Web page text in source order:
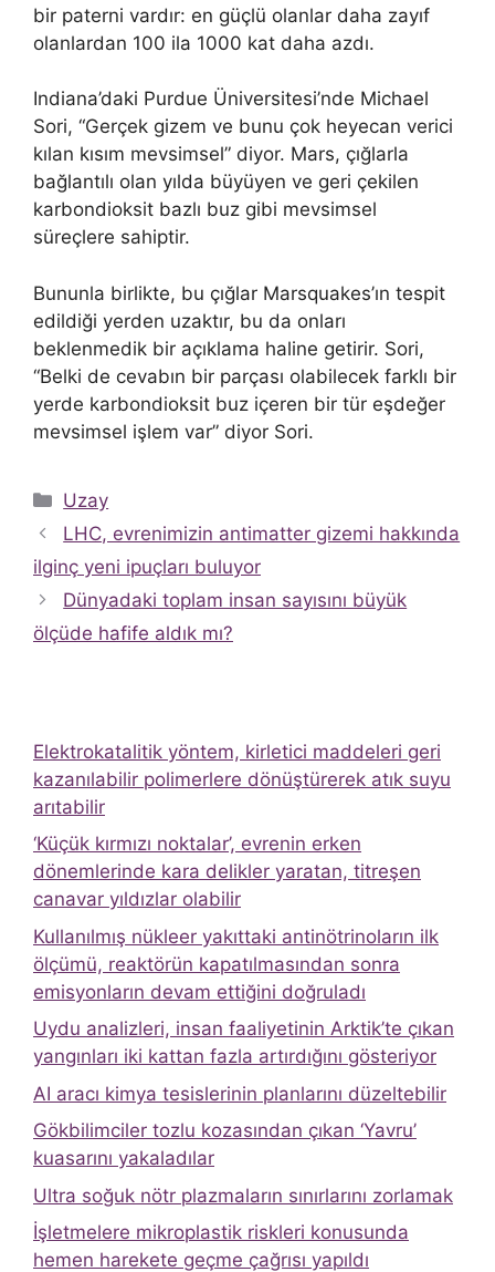
bir paterni vardır: en güçlü olanlar daha zayıf
olanlardan 100 ila 1000 kat daha azdı.
Indiana’daki Purdue Üniversitesi’nde Michael
Sori, “Gerçek gizem ve bunu çok heyecan verici
kılan kısım mevsimsel” diyor. Mars, çığlarla
bağlantılı olan yılda büyüyen ve geri çekilen
karbondioksit bazlı buz gibi mevsimsel
süreçlere sahiptir.
Bununla birlikte, bu çığlar Marsquakes’ın tespit
edildiği yerden uzaktır, bu da onları
beklenmedik bir açıklama haline getirir. Sori,
“Belki de cevabın bir parçası olabilecek farklı bir
yerde karbondioksit buz içeren bir tür eşdeğer
mevsimsel işlem var” diyor Sori.
Kategoriler
Uzay
LHC, evrenimizin antimatter gizemi hakkında
ilginç yeni ipuçları buluyor
Dünyadaki toplam insan sayısını büyük
ölçüde hafife aldık mı?
Elektrokatalitik yöntem, kirletici maddeleri geri
kazanılabilir polimerlere dönüştürerek atık suyu
arıtabilir
‘Küçük kırmızı noktalar’, evrenin erken
dönemlerinde kara delikler yaratan, titreşen
canavar yıldızlar olabilir
Kullanılmış nükleer yakıttaki antinötrinoların ilk
ölçümü, reaktörün kapatılmasından sonra
emisyonların devam ettiğini doğruladı
Uydu analizleri, insan faaliyetinin Arktik’te çıkan
yangınları iki kattan fazla artırdığını gösteriyor
AI aracı kimya tesislerinin planlarını düzeltebilir
Gökbilimciler tozlu kozasından çıkan ‘Yavru’
kuasarını yakaladılar
Ultra soğuk nötr plazmaların sınırlarını zorlamak
İşletmelere mikroplastik riskleri konusunda
hemen harekete geçme çağrısı yapıldı